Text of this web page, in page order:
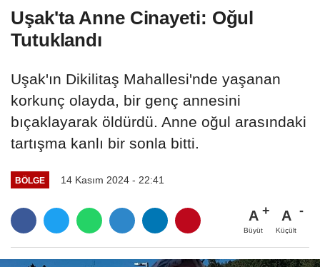
Uşak'ta Anne Cinayeti: Oğul
Tutuklandı
Uşak'ın Dikilitaş Mahallesi'nde yaşanan
korkunç olayda, bir genç annesini
bıçaklayarak öldürdü. Anne oğul arasındaki
tartışma kanlı bir sonla bitti.
BÖLGE 14 Kasım 2024 - 22:41
A
Büyüt
A
Küçült